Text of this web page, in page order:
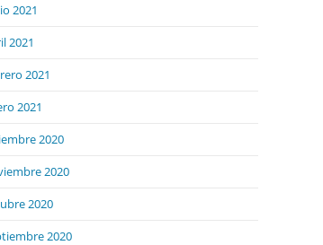
2021
2021
2021
2021
2020
2020
2020
2020